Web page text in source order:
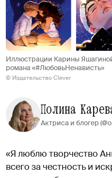
Иллюстрации Карины
романа «#ЛюбовьНенависть»
© Издательство Clever
Полина
Актриса и блогер
«Я люблю творчество
всего за честность и